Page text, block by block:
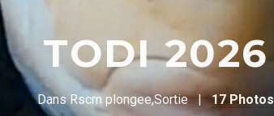
TODI 2026
DansRscm plongee,Sortie 17 Photos